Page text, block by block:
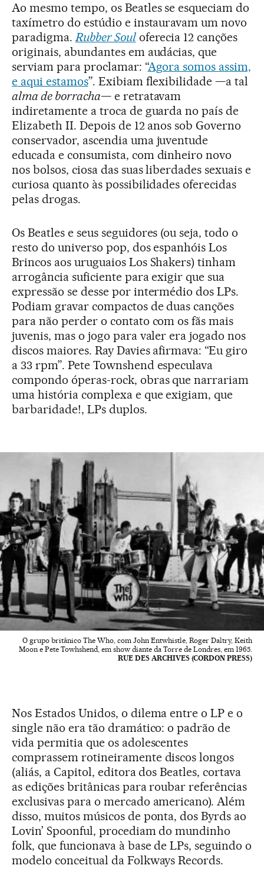
Ao mesmo tempo, os Beatles se esqueciam do
taxímetro do estúdio e instauravam um novo
paradigma.Rubber Souloferecia 12 canções
originais, abundantes em audácias, que
serviam para proclamar: “Agora somos assim,
e aqui estamos”. Exibiam flexibilidade —a tal
alma de borracha— e retratavam
indiretamente a troca de guarda no país de
Elizabeth II. Depois de 12 anos sob Governo
conservador, ascendia uma juventude
educada e consumista, com dinheiro novo
nos bolsos, ciosa das suas liberdades sexuais e
curiosa quanto às possibilidades oferecidas
pelas drogas.
Os Beatles e seus seguidores (ou seja, todo o
resto do universo pop, dos espanhóis Los
Brincos aos uruguaios Los Shakers) tinham
arrogância suficiente para exigir que sua
expressão se desse por intermédio dos LPs.
Podiam gravar compactos de duas canções
para não perder o contato com os fãs mais
juvenis, mas o jogo para valer era jogado nos
discos maiores. Ray Davies afirmava: “Eu giro
a 33 rpm”. Pete Townshend especulava
compondo óperas-rock, obras que narrariam
uma história complexa e que exigiam, que
barbaridade!, LPs duplos.
O grupo britânico The Who, com John Entwhistle, Roger Daltry, Keith
Moon e Pete Towhshend, em show diante da Torre de Londres, em 1965.
RUE DES ARCHIVES (CORDON PRESS)
Nos Estados Unidos, o dilema entre o LP e o
single não era tão dramático: o padrão de
vida permitia que os adolescentes
comprassem rotineiramente discos longos
(aliás, a Capitol, editora dos Beatles, cortava
as edições britânicas para roubar referências
exclusivas para o mercado americano). Além
disso, muitos músicos de ponta, dos Byrds ao
Lovin’ Spoonful, procediam do mundinho
folk, que funcionava à base de LPs, seguindo o
modelo conceitual da Folkways Records.